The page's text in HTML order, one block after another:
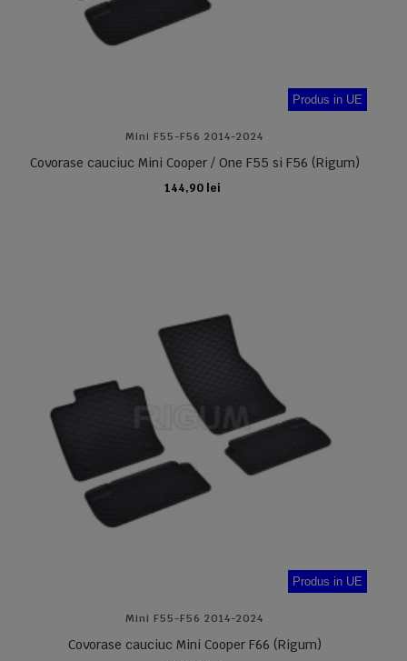
Produs in UE
Mini F55-F56 2014-2024
Covorase cauciuc Mini Cooper / One F55 si F56 (Rigum)
144,90 lei
ADAUGA IN COS
Produs in UE
Mini F55-F56 2014-2024
Covorase cauciuc Mini Cooper F66 (Rigum)